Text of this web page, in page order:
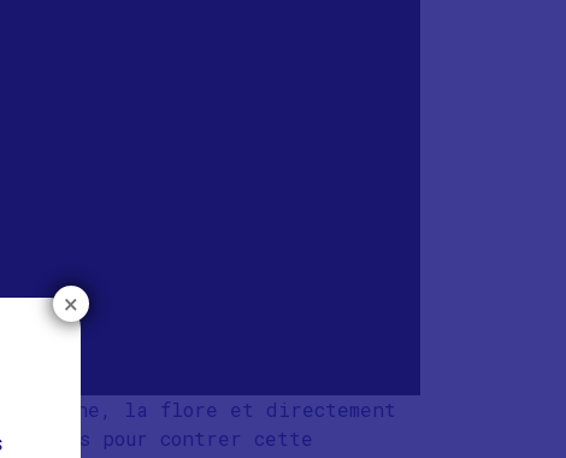
la faune, la flore et directement
pour contrer cette
×